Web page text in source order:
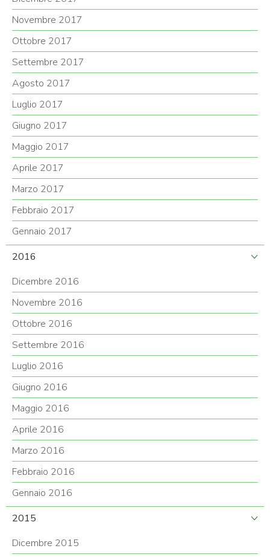
Novembre 2017
Ottobre 2017
Settembre 2017
Agosto 2017
Luglio 2017
Giugno 2017
Maggio 2017
Aprile 2017
Marzo 2017
Febbraio 2017
Gennaio 2017
2016
Dicembre 2016
Novembre 2016
Ottobre 2016
Settembre 2016
Luglio 2016
Giugno 2016
Maggio 2016
Aprile 2016
Marzo 2016
Febbraio 2016
Gennaio 2016
2015
Dicembre 2015